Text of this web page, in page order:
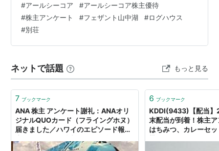
利確定分（到着日：2024年12月9日 月曜日） お得なアン
ケート優待（隠れ優待） 「フェザント山中湖」の料金な
ど紹介（2025年3月時点） 最後に アールシーコア 株主
優待 到着、いつ届く（隠れ優待 カレンダー（アンケート
#アールシーコア #アールシーコア株主優待
#株主アンケート #フェザント山中湖 #ログハウス
#別荘
ネットで話題 もっと見る
7 ブックマーク
ANA 株主 アンケート謝礼：ANAオリ
ジナルQUOカード（フライングホヌ）
届きました／ハワイのエピソード報
配金で まったりライフ！
6 ブックマーク
KDDI(9433)【配当
末配当が到着！株主
はちみつ、カレーセ